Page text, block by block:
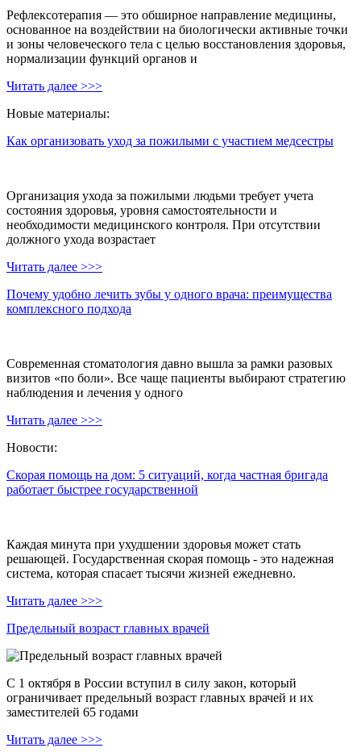
Рефлексотерапия — это обширное направление медицины,
основанное на воздействии на биологически активные точки
и зоны человеческого тела с целью восстановления здоровья,
нормализации функций органов и
Читать далее >>>
Новые материалы:
Как организовать уход за пожилыми с участием медсестры
Организация ухода за пожилыми людьми требует учета
состояния здоровья, уровня самостоятельности и
необходимости медицинского контроля. При отсутствии
должного ухода возрастает
Читать далее >>>
Почему удобно лечить зубы у одного врача: преимущества
комплексного подхода
Современная стоматология давно вышла за рамки разовых
визитов «по боли». Все чаще пациенты выбирают стратегию
наблюдения и лечения у одного
Читать далее >>>
Новости:
Скорая помощь на дом: 5 ситуаций, когда частная бригада
работает быстрее государственной
Каждая минута при ухудшении здоровья может стать
решающей. Государственная скорая помощь - это надежная
система, которая спасает тысячи жизней ежедневно.
Читать далее >>>
Предельный возраст главных врачей
С 1 октября в России вступил в силу закон, который
ограничивает предельный возраст главных врачей и их
заместителей 65 годами
Читать далее >>>